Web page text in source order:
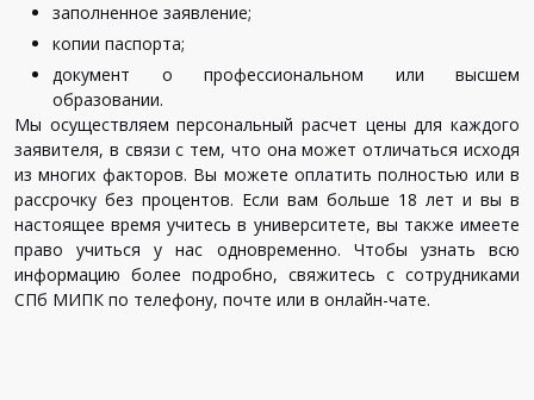
заполненное заявление;
копии паспорта;
документ о профессиональном или высшем
образовании.
Мы осуществляем персональный расчет цены для каждого
заявителя, в связи с тем, что она может отличаться исходя
из многих факторов. Вы можете оплатить полностью или в
рассрочку без процентов. Если вам больше 18 лет и вы в
настоящее время учитесь в университете, вы также имеете
право учиться у нас одновременно. Чтобы узнать всю
информацию более подробно, свяжитесь с сотрудниками
СПб МИПК по телефону, почте или в онлайн-чате.